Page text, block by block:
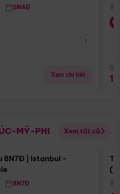
5N4Đ
Xem chi tiết
MỸ-PHI Xem tất cả
Điểm nổi bật
8N7Đ | Istanbul -
8N7Đ